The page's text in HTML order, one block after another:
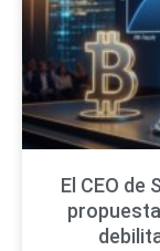
El CEO de